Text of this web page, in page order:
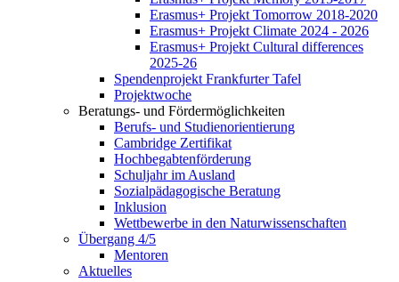
Erasmus+ Projekt Tomorrow 2018-2020
Erasmus+ Projekt Climate 2024 - 2026
Erasmus+ Projekt Cultural differences
2025-26
Spendenprojekt Frankfurter Tafel
Projektwoche
Beratungs- und Fördermöglichkeiten
Berufs- und Studienorientierung
Cambridge Zertifikat
Hochbegabtenförderung
Schuljahr im Ausland
Sozialpädagogische Beratung
Inklusion
Wettbewerbe in den Naturwissenschaften
Übergang 4/5
Mentoren
Aktuelles